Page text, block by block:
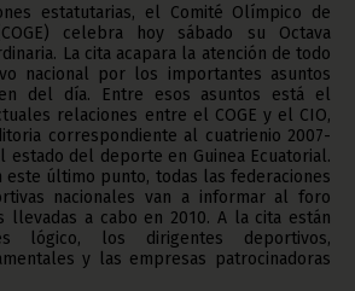
estatutarias, el Comité Olímpico de
celebra hoy sábado su Octava
La cita acapara la atención de todo
nacional por los importantes asuntos
del día. Entre esos asuntos está el
relaciones entre el COGE y el CIO,
correspondiente al cuatrienio 2007-
estado del deporte en Guinea Ecuatorial.
este último punto, todas las federaciones
nacionales van a informar al foro
llevadas a cabo en 2010. A la cita están
lógico, los dirigentes deportivos,
y las empresas patrocinadoras